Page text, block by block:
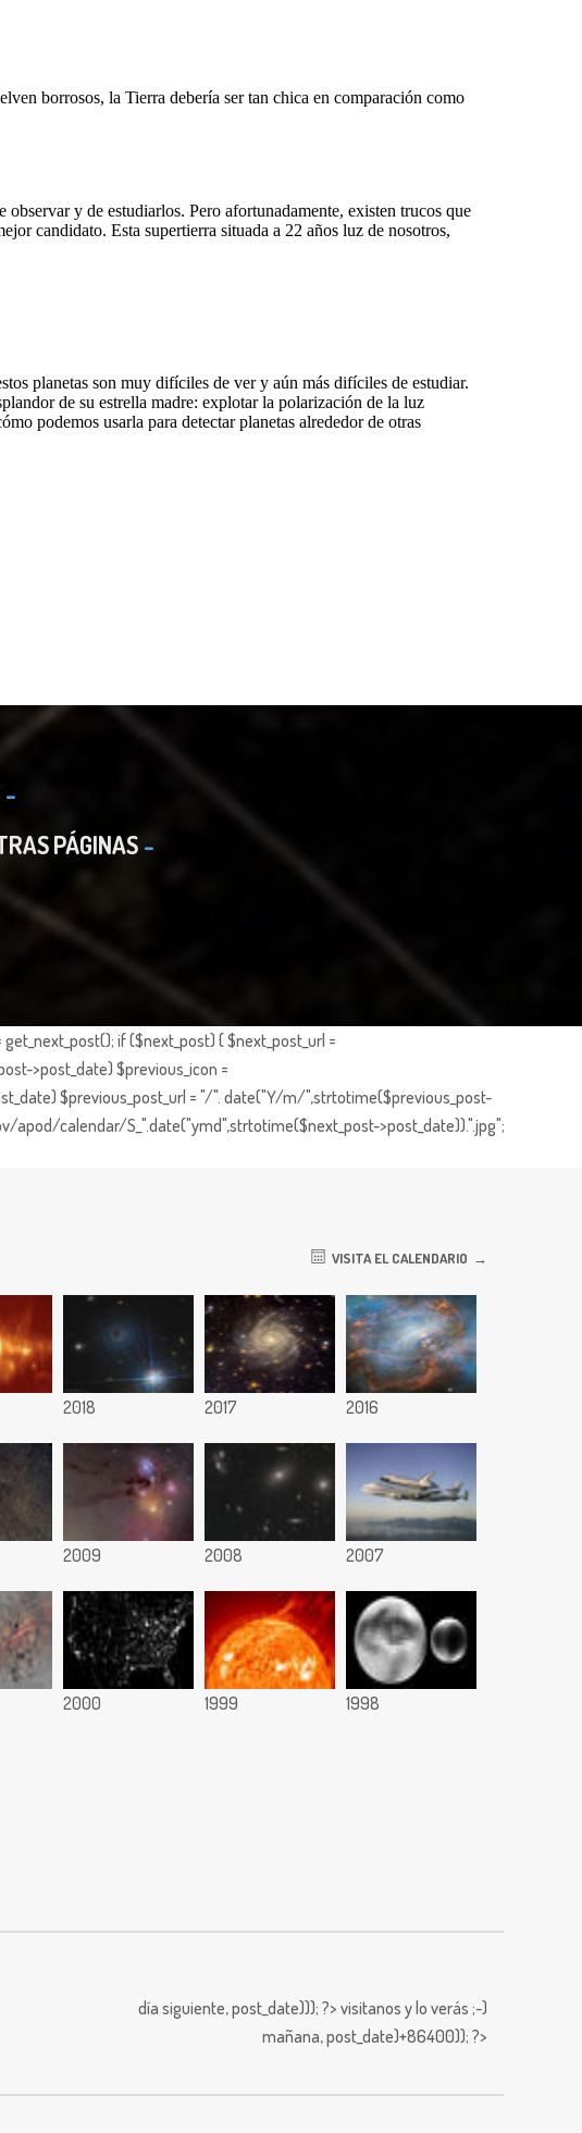
PÁGINAS
if ($next_post) { $next_post_url =
>post_date) $previous_icon =
$previous_post_url = "/". date("Y/m/",strtotime($previous_post-
apod/calendar/S_".date("ymd",strtotime($next_post->post_date)).".jpg";
VISITA EL CALENDARIO
2018 2017 2016
2009 2008 2007
2000 1999 1998
día siguiente,post_date))); ?> visitanos y lo verás ;-)
mañana,post_date)+86400)); ?>